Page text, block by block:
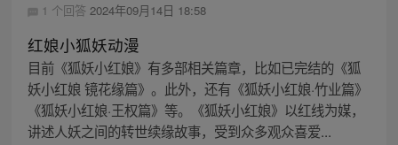
1 个回答 2024年09月14日 18:58
红娘小狐妖动漫
目前《狐妖小红娘》有多部相关篇章，比如已完结的《狐
妖小红娘 镜花缘篇》。此外，还有《狐妖小红娘·竹业篇》
《狐妖小红娘·王权篇》等。《狐妖小红娘》以红线为媒，
讲述人妖之间的转世续缘故事，受到众多观众喜爱...